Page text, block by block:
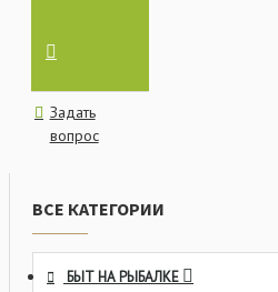
Задать
вопрос
ВСЕ КАТЕГОРИИ
БЫТ НА РЫБАЛКЕ